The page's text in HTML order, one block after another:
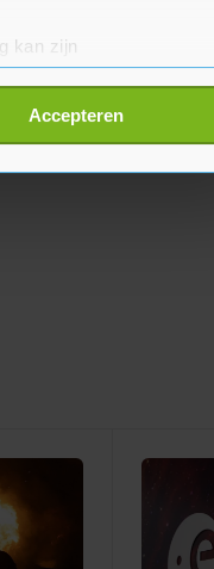
kan zijn
detailgedeelte
Accepteren